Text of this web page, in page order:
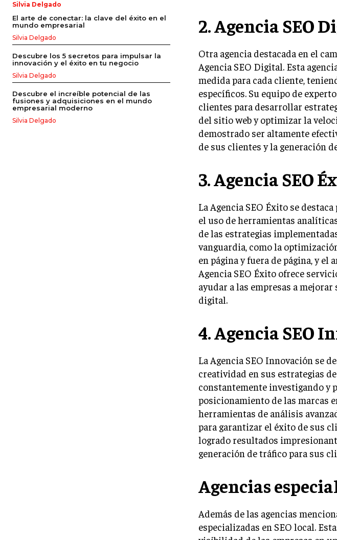
Silvia Delgado
El arte de conectar: la clave del éxito en el
mundo empresarial
Silvia Delgado
Descubre los 5 secretos para impulsar la
innovación y el éxito en tu negocio
Silvia Delgado
Descubre el increíble potencial de las
fusiones y adquisiciones en el mundo
empresarial moderno
Silvia Delgado
2. Agencia SEO
Otra agencia destacada en el
Agencia SEO Digital. Esta
medida para cada cliente,
específicos. Su equipo de
clientes para desarrollar
del sitio web y optimizar la
demostrado ser altamente
de sus clientes y la generación
3. Agencia SEO
La Agencia SEO Éxito se
el uso de herramientas
de las estrategias
vanguardia, como la
en página y fuera de página, y el
Agencia SEO Éxito ofrece
ayudar a las empresas a
digital.
4. Agencia SEO
La Agencia SEO Innovación se
creatividad en sus estrategias
constantemente investigando y
posicionamiento de las marcas
herramientas de análisis
para garantizar el éxito de sus
logrado resultados
generación de tráfico para sus
Agencias
Además de las agencias
especializadas en SEO local.